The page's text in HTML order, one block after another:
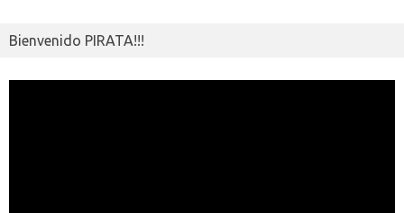
Bienvenido PIRATA!!!